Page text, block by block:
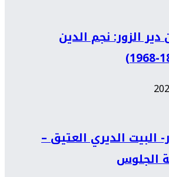
الزور: نجم الدين
البيت الديري العتيق –
الجلوس